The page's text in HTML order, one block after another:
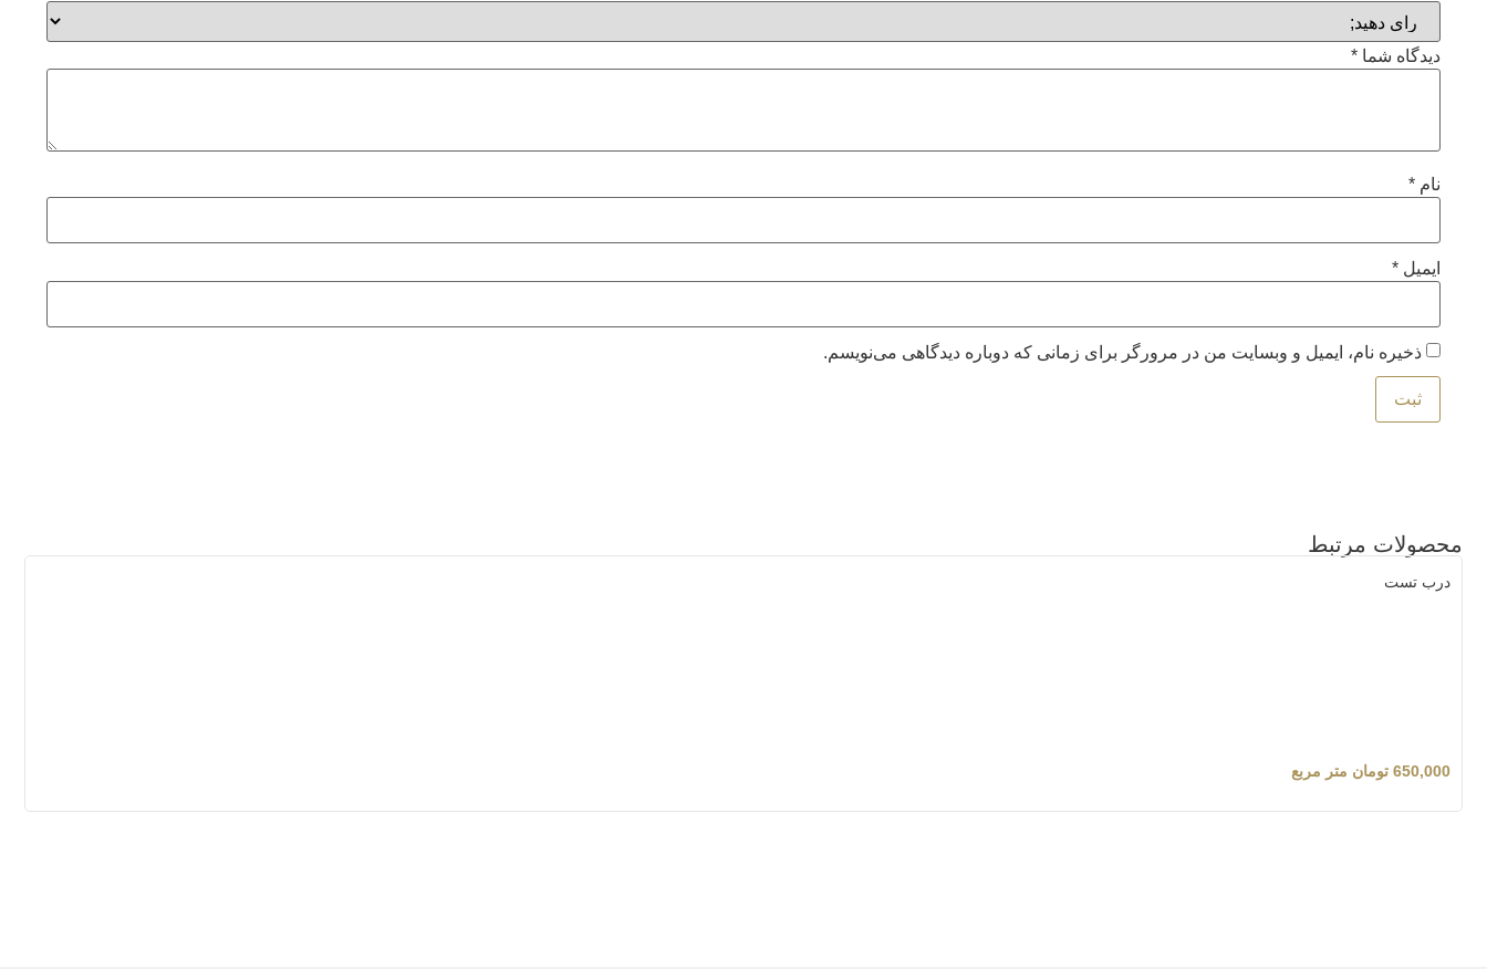
دیدگاه شما *
نام *
ایمیل *
ذخیره نام، ایمیل و وبسایت من در مرورگر برای زمانی که دوباره دیدگاهی می‌نویسم.
محصولات مرتبط
درب تست
650,000 تومان متر مربع